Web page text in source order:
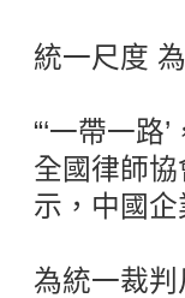
統一尺度
“‘一帶一路
全國律師
示，中國企
為統一裁